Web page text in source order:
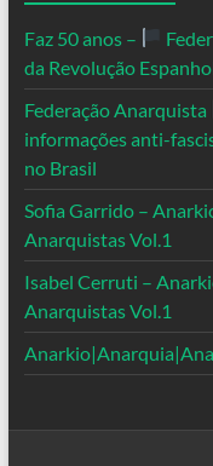
Faz 50 anos –
da Revolução
Federação Anarquista
informações anti-
no Brasil
Sofia Garrido –
Anarquistas Vol.1
Isabel Cerruti –
Anarquistas Vol.1